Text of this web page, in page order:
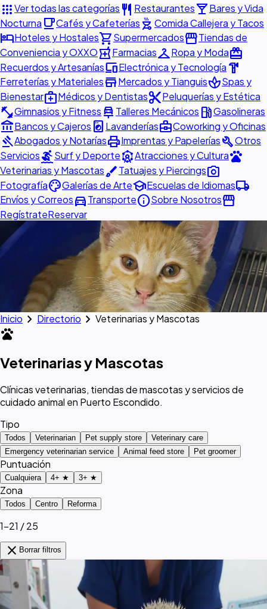
appsVer todas las categorías restaurant Restauranteslocal_barBares y Vida
Nocturna local_cafeCafés y Cafeterías outdoor_grill Comida Callejera y Tacos
hotelHoteles y Hostalesshopping_cartSupermercadosstorefrontTiendas de
Conveniencia y OXXOlocal_pharmacyFarmaciascheckroomRopa y Modaredeem
Recuerdos y ArtesaníasdevicesElectrónica y Tecnología hardware
Ferreterías y MaterialesstoreMercados y TianguisspaSpas y
Bienestarmedical_servicesMédicos y Dentistascontent_cutPeluquerías y Estética
fitness_centerGimnasios y Fitness car_repair Talleres Mecánicos local_gas_stationGasolineras
account_balanceBancos y Cajeros local_laundry_service Lavanderíasbusiness_centerCoworking y Oficinas
gavelAbogados y NotaríasprintImprentas y PapeleríasbuildOtros
ServiciossurfingSurf y DeporteattractionsAtracciones y Culturapets
Veterinarias y MascotasbrushTatuajes y Piercingsphoto_camera
FotografíapaletteGalerías de ArteschoolEscuelas de Idiomaslocal_shipping
Envíos y Correosdirections_carTransporteinfoSobre Nosotrosstorefront
RegístrateReservar
Inicio chevron_right Directorio chevron_right Veterinarias y Mascotas
pets
Veterinarias y Mascotas
Clínicas veterinarias, tiendas de mascotas y servicios de
cuidado animal en Puerto Escondido.
Tipo
Todos Veterinarian Pet supply store
Veterinary care
Emergency veterinarian service
Animal feed store Pet groomer
Puntuación
Cualquiera 4+ ★ 3+ ★
Zona
Todos Centro Reforma
1–21 / 25
close Borrar filtros